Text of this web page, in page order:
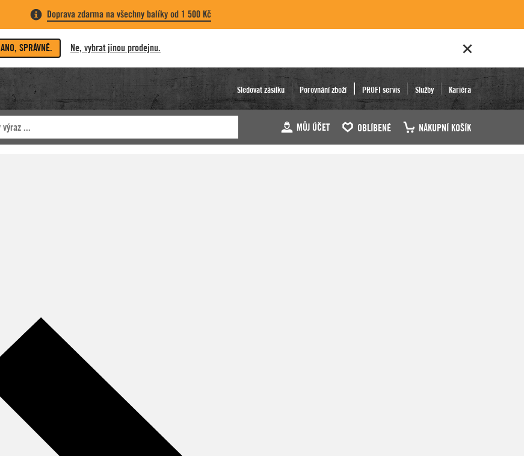
Doprava zdarma na všechny balíky od 1 500 Kč
ANO, SPRÁVNĚ. Ne, vybrat jinou prodejnu.
Sledovat zásilku Porovnání zboží PROFI servis Služby Kariéra
MŮJ ÚČET OBLÍBENÉ NÁKUPNÍ KOŠÍK